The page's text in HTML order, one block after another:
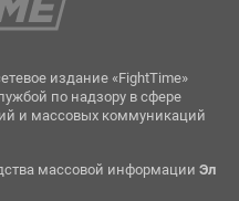
издание «FightTime»
по надзору в сфере
и массовых коммуникаций
массовой информации Эл